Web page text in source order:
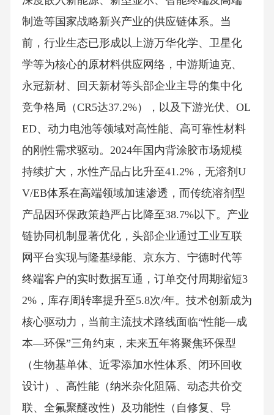
制造等国家战略新兴产业的供应链体系。当
前，行业生态已形成以上游万华化学、卫星化
学等为核心的原材料供应网络，中游斯迪克、
永冠新材、回天新材等头部企业主导的集中化
竞争格局（CR5达37.2%），以及下游光伏、OL
ED、动力电池等领域对高性能、高可靠性材料
的刚性需求驱动。2024年国内背涂胶市场规模
持续扩大，水性产品占比升至41.2%，无溶剂U
V/EB体系在高端领域加速渗透，而传统溶剂型
产品因环保政策趋严占比降至38.7%以下。产业
链协同机制显著优化，头部企业通过工业互联
网平台实现与隆基绿能、京东方、宁德时代等
终端客户的实时数据互通，订单交付周期缩短3
2%，库存周转率提升至5.8次/年。技术创新成为
核心驱动力，当前主流技术路线面临“性能—成
本—环保”三角约束，未来五年将聚焦环保型
（生物基单体、近零添加水性体系、闭环回收
设计）、高性能（纳米杂化阻隔、动态共价交
联、全氟聚醚改性）及功能性（自修复、导